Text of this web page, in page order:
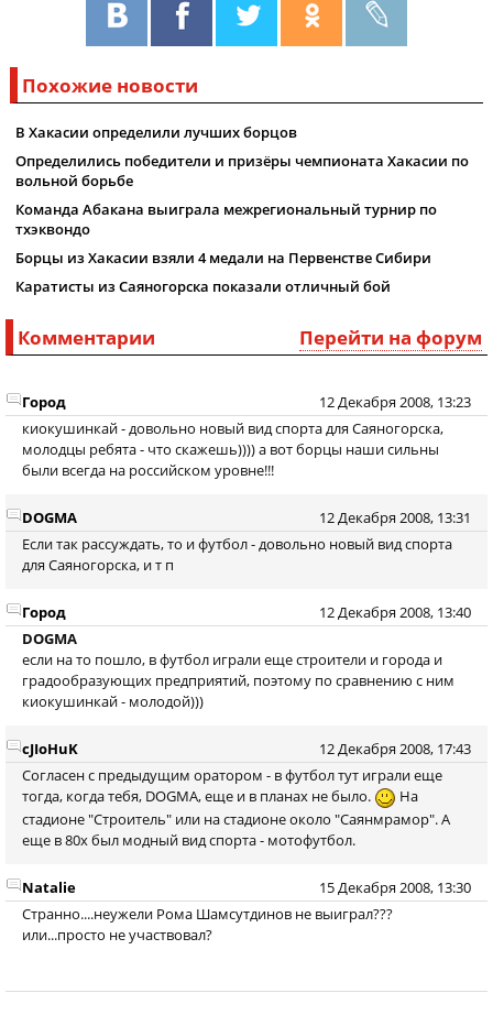
Похожие новости
В Хакасии определили лучших борцов
Определились победители и призёры чемпионата Хакасии по
вольной борьбе
Команда Абакана выиграла межрегиональный турнир по
тхэквондо
Борцы из Хакасии взяли 4 медали на Первенстве Сибири
Каратисты из Саяногорска показали отличный бой
Перейти на форум
Комментарии
12 Декабря 2008, 13:23
Город
киокушинкай - довольно новый вид спорта для Саяногорска,
молодцы ребята - что скажешь)))) а вот борцы наши сильны
были всегда на российском уровне!!!
12 Декабря 2008, 13:31
DOGMA
Если так рассуждать, то и футбол - довольно новый вид спорта
для Саяногорска, и т п
12 Декабря 2008, 13:40
Город
DOGMA
если на то пошло, в футбол играли еще строители и города и
градообразующих предприятий, поэтому по сравнению с ним
киокушинкай - молодой)))
12 Декабря 2008, 17:43
cJIoHuK
Согласен с предыдущим оратором - в футбол тут играли еще
тогда, когда тебя, DOGMA, еще и в планах не было.
На
стадионе "Строитель" или на стадионе около "Саянмрамор". А
еще в 80х был модный вид спорта - мотофутбол.
15 Декабря 2008, 13:30
Natalie
Странно....неужели Рома Шамсутдинов не выиграл???
или...просто не участвовал?